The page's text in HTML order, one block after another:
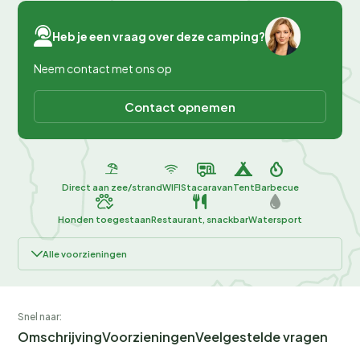
Heb je een vraag over deze camping?
Neem contact met ons op
Contact opnemen
Direct aan zee/strandWIFIStacaravanTentBarbecue
Honden toegestaanRestaurant, snackbarWatersport
Alle voorzieningen
Snel naar:
OmschrijvingVoorzieningenVeelgestelde vragen